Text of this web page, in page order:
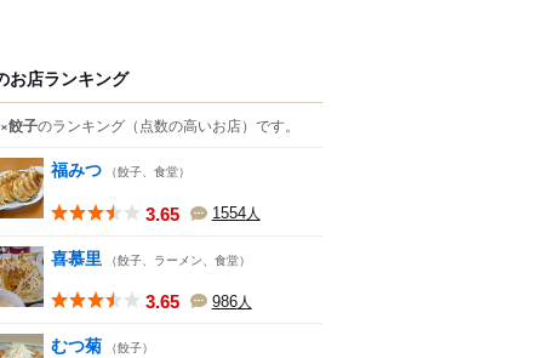
お店ランキング
餃子のランキング （点数の高いお店） です。
福みつ （餃子、食堂）
3.65 1554人
喜慕里 （餃子、ラーメン、食堂）
3.65 986人
むつ菊 （餃子）